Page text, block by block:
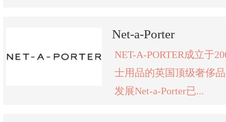
Net-a-Porter
NET-A-PORTER成立于
士用品的英国顶级奢侈
发展Net-a-Porter已...